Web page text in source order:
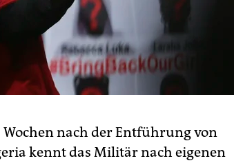
Wochen nach der Entführung von
kennt das Militär nach eigenen